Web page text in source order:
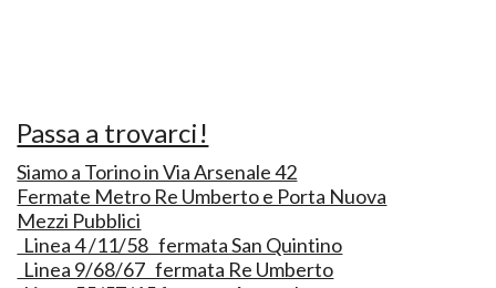
Passa a trovarci!
Siamo a Torino in Via Arsenale 42
Fermate Metro Re Umberto e Porta Nuova
Mezzi Pubblici
Linea 4 /11/58 fermata San Quintino
Linea 9/68/67 fermata Re Umberto